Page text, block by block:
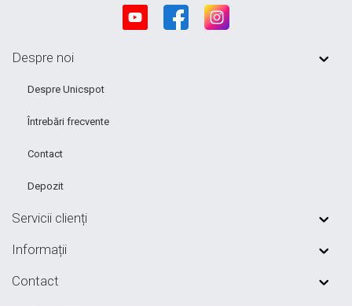
Despre noi
Despre Unicspot
Întrebări frecvente
Contact
Depozit
Servicii clienți
Informații
Contact